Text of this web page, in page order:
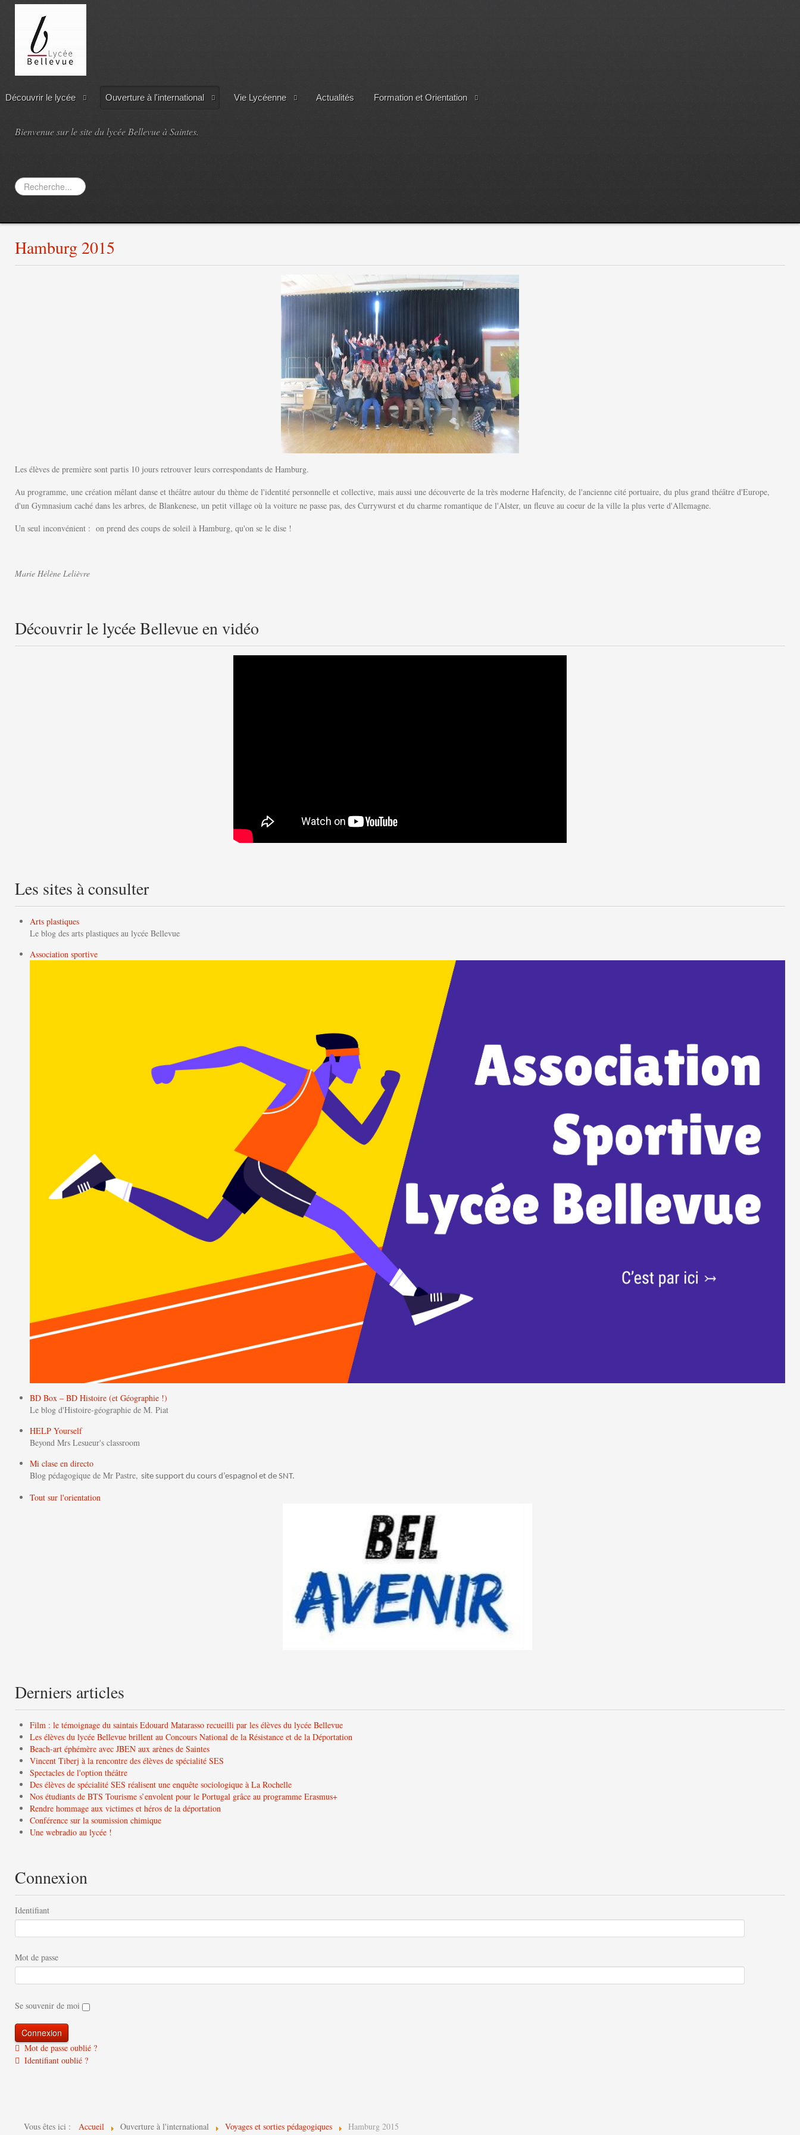
Découvrir le lycée Ouverture à l'international Vie Lycéenne Actualités Formation et Orientation
Bienvenue sur le site du lycée Bellevue à Saintes.
Rechercher
Hamburg 2015
Les élèves de première sont partis 10 jours retrouver leurs correspondants de Hamburg.
Au programme, une création mêlant danse et théâtre autour du thème de l'identité personnelle et collective, mais aussi une découverte de la très moderne Hafencity, de l'ancienne cité portuaire, du plus grand théâtre d'Europe,
d'un Gymnasium caché dans les arbres, de Blankenese, un petit village où la voiture ne passe pas, des Currywurst et du charme romantique de l'Alster, un fleuve au coeur de la ville la plus verte d'Allemagne.
Un seul inconvénient : on prend des coups de soleil à Hamburg, qu'on se le dise !
Marie Hélène Lelièvre
Découvrir le lycée Bellevue en vidéo
Les sites à consulter
Arts plastiques
Le blog des arts plastiques au lycée Bellevue
Association sportive
BD Box – BD Histoire (et Géographie !)
Le blog d'Histoire-géographie de M. Piat
HELP Yourself
Beyond Mrs Lesueur's classroom
Mi clase en directo
Blog pédagogique de Mr Pastre, site support du cours d’espagnol et de SNT.
Tout sur l'orientation
Derniers articles
Film : le témoignage du saintais Edouard Matarasso recueilli par les élèves du lycée Bellevue
Les élèves du lycée Bellevue brillent au Concours National de la Résistance et de la Déportation
Beach-art éphémère avec JBEN aux arènes de Saintes
Vincent Tiberj à la rencontre des élèves de spécialité SES
Spectacles de l'option théâtre
Des élèves de spécialité SES réalisent une enquête sociologique à La Rochelle
Nos étudiants de BTS Tourisme s’envolent pour le Portugal grâce au programme Erasmus+
Rendre hommage aux victimes et héros de la déportation
Conférence sur la soumission chimique
Une webradio au lycée !
Connexion
Identifiant
Mot de passe
Se souvenir de moi
Mot de passe oublié ?
Identifiant oublié ?
Vous êtes ici : Accueil Ouverture à l'international Voyages et sorties pédagogiques Hamburg 2015